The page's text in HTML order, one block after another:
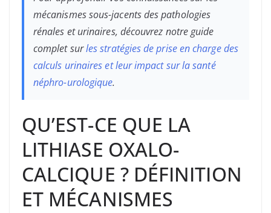
mécanismes sous-jacents des pathologies
rénales et urinaires, découvrez notre guide
complet surles stratégies de prise en charge des
calculs urinaires et leur impact sur la santé
néphro-urologique.
QU’EST-CE QUE LA
LITHIASE OXALO-
CALCIQUE ? DÉFINITION
ET MÉCANISMES